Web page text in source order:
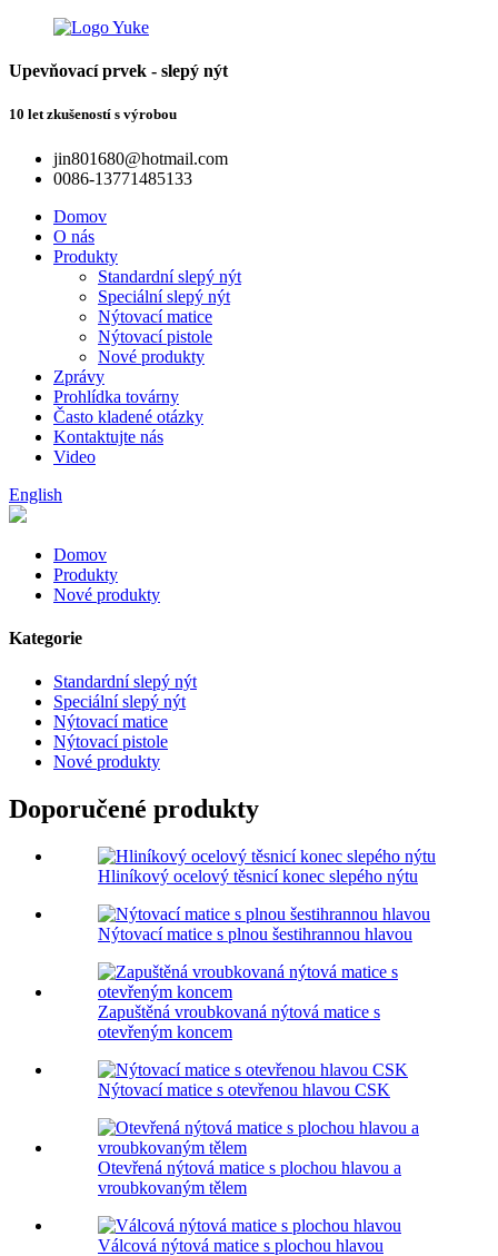
Upevňovací prvek - slepý nýt
10 let zkušeností s výrobou
jin801680@hotmail.com
0086-13771485133
Domov
O nás
Produkty
Standardní slepý nýt
Speciální slepý nýt
Nýtovací matice
Nýtovací pistole
Nové produkty
Zprávy
Prohlídka továrny
Často kladené otázky
Kontaktujte nás
Video
English
Domov
Produkty
Nové produkty
Kategorie
Standardní slepý nýt
Speciální slepý nýt
Nýtovací matice
Nýtovací pistole
Nové produkty
Doporučené produkty
Hliníkový ocelový těsnicí konec slepého nýtu
Nýtovací matice s plnou šestihrannou hlavou
Zapuštěná vroubkovaná nýtová matice s
otevřeným koncem
Nýtovací matice s otevřenou hlavou CSK
Otevřená nýtová matice s plochou hlavou a
vroubkovaným tělem
Válcová nýtová matice s plochou hlavou